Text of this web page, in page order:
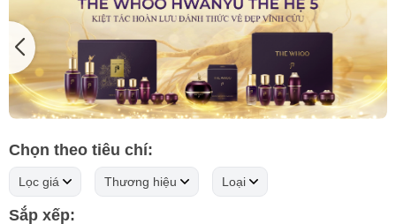
Chọn theo tiêu chí:
Lọc giá Thương hiệu Loại
Sắp xếp: